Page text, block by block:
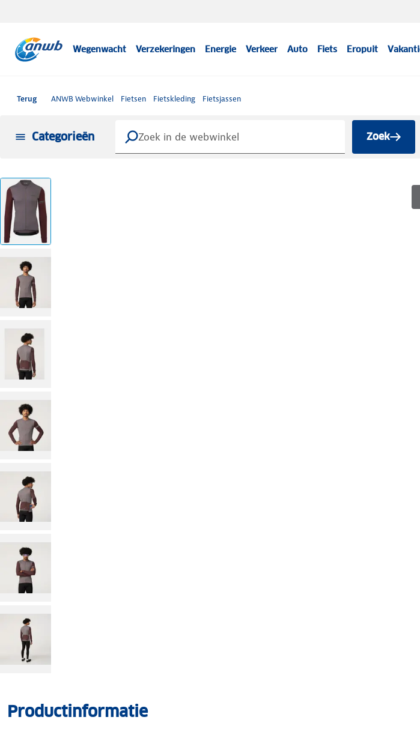
Wegenwacht Verzekeringen Energie Verkeer Auto Fiets Eropuit
Terug ANWB Webwinkel Fietsen Fietskleding Fietsjassen
Categorieën Zoek
Productinformatie